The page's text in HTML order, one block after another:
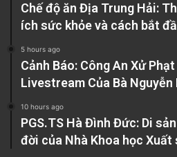
Chế độ ăn Địa Trung Hải:
ích sức khỏe và cách bắt
5 hours ago
Cảnh Báo: Công An Xử
Livestream Của Bà Nguyễn
10 hours ago
PGS.TS Hà Đình Đức: Di
đời của Nhà Khoa học Xuất